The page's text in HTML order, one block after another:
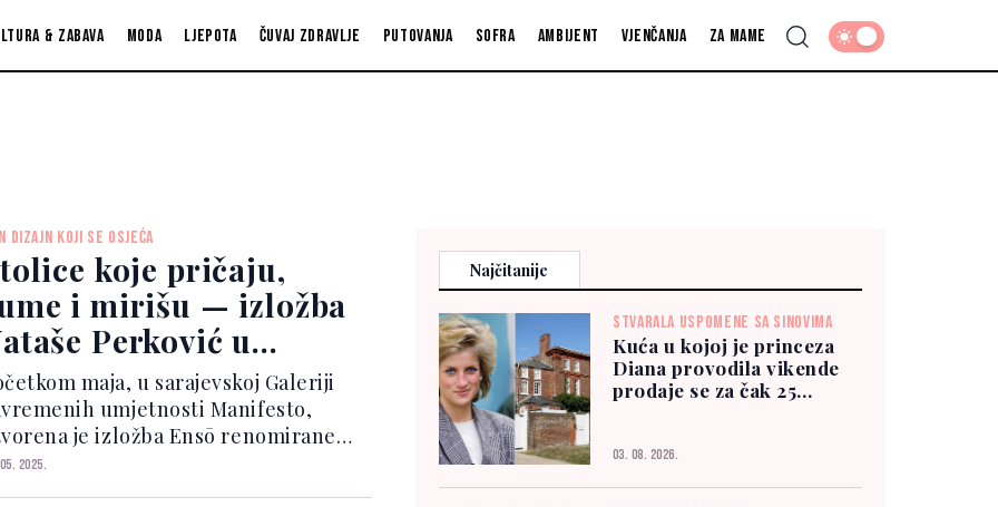
& zabava Moda Ljepota Čuvaj zdravlje Putovanja Sofra Ambijent Vjenčanja Za mame
DIZAJN KOJI SE OSJEĆA
koje pričaju,
i mirišu — izložba
Perković u
maja, u sarajevskoj Galeriji
umjetnosti Manifesto,
je izložba Ensō renomirane
dizajnerice
2025.
Najčitanije
STVARALA USPOMENE SA SINOVIMA
Kuća u kojoj je princeza
Diana provodila vikende
prodaje se za čak 25
03. 08. 2026.